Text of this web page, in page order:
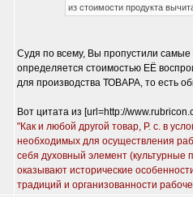
из стоимости продукта
Судя по всему, Вы пропустили
определяется стоимостью ЕЁ
для производства ТОВАРА, то есть
Вот цитата из [url=http://
"Как и любой другой товар, Р. с. в
необходимых для осуществления
себя духовный элемент (культурные
оказывают исторические
традиций и организованности